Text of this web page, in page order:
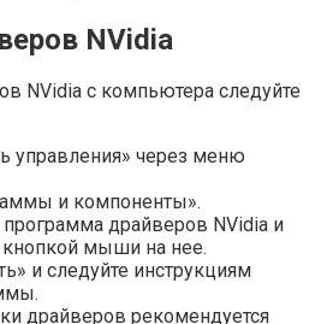
NVidia
NVidia с компьютера следуйте
управления» через меню
и компоненты».
программа драйверов NVidia и
мыши на нее.
и следуйте инструкциям
драйверов рекомендуется